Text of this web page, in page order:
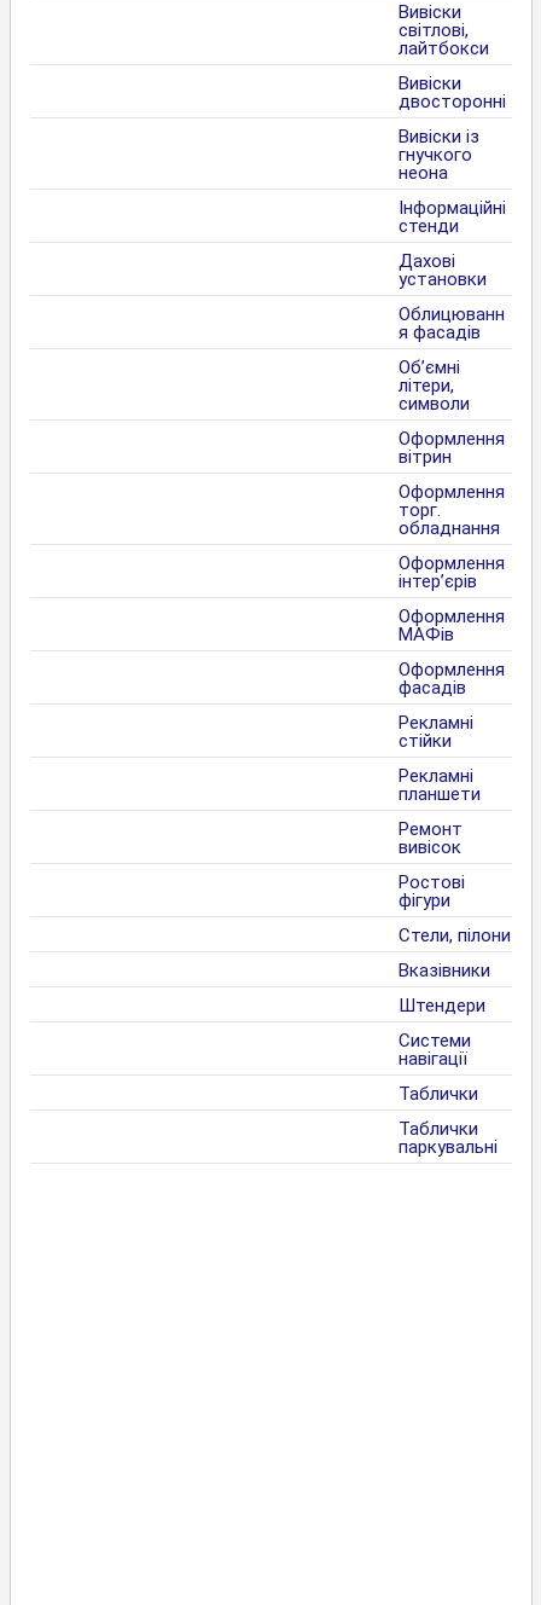
Вивіски
світлові,
лайтбокси
Вивіски
двосторонні
Вивіски із
гнучкого
неона
Інформаційні
стенди
Дахові
установки
Облицюванн
я фасадів
Об’ємні
літери,
символи
Оформлення
вітрин
Оформлення
торг.
обладнання
Оформлення
інтер’єрів
Оформлення
МАФів
Оформлення
фасадів
Рекламні
стійки
Рекламні
планшети
Ремонт
вивісок
Ростові
фігури
Стели, пілони
Вказівники
Штендери
Системи
навігації
Таблички
Таблички
паркувальні